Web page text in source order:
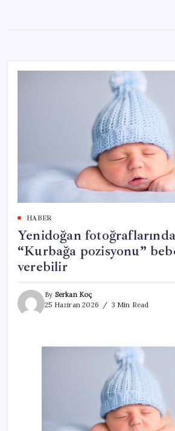
content
HABER
Yenidoğan
“Kurbağa pozisyonu”
verebilir
By Serkan Koç
25 Haziran 2026
3 Min Read